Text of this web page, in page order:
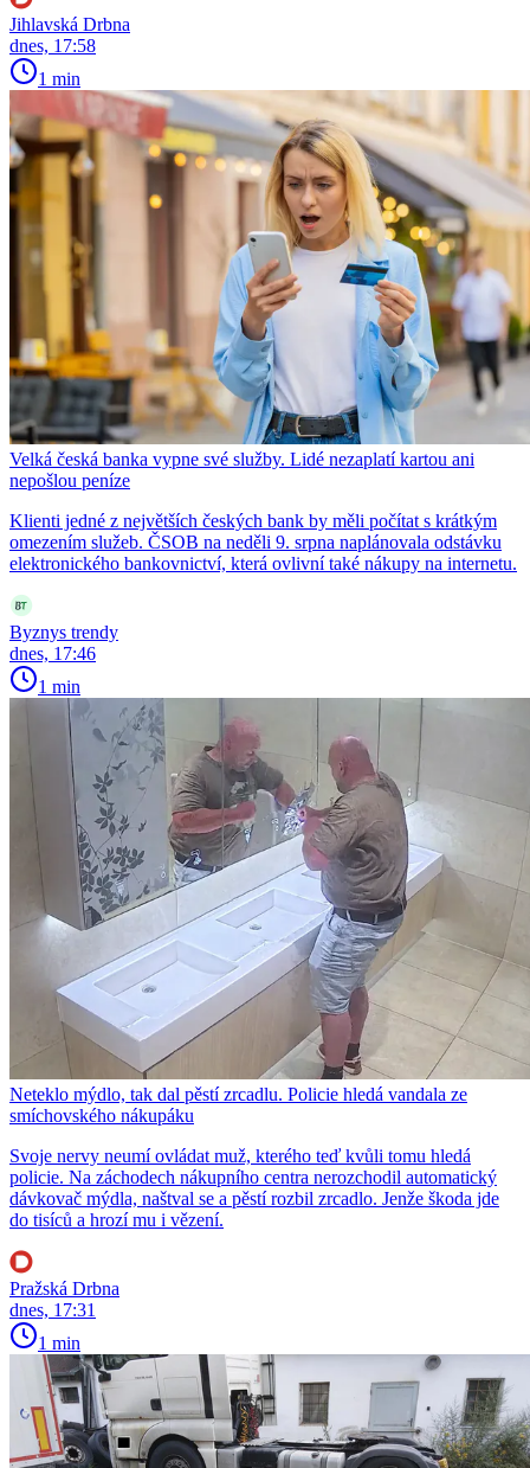
Jihlavská Drbna
dnes, 17:58
1 min
Velká česká banka vypne své služby. Lidé nezaplatí kartou ani
nepošlou peníze
Klienti jedné z největších českých bank by měli počítat s krátkým
omezením služeb. ČSOB na neděli 9. srpna naplánovala odstávku
elektronického bankovnictví, která ovlivní také nákupy na internetu.
Byznys trendy
dnes, 17:46
1 min
Neteklo mýdlo, tak dal pěstí zrcadlu. Policie hledá vandala ze
smíchovského nákupáku
Svoje nervy neumí ovládat muž, kterého teď kvůli tomu hledá
policie. Na záchodech nákupního centra nerozchodil automatický
dávkovač mýdla, naštval se a pěstí rozbil zrcadlo. Jenže škoda jde
do tisíců a hrozí mu i vězení.
Pražská Drbna
dnes, 17:31
1 min